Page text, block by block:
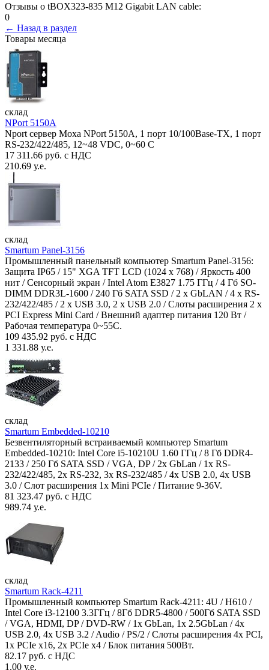
Отзывы о tBOX323-835 M12 Gigabit LAN cable:
0
← Назад в раздел
Товары месяца
склад
NPort 5150A
Nport сервер Moxa NPort 5150A, 1 порт 10/100Base-TX, 1 порт
RS-232/422/485, 12~48 VDC, 0~60 С
17 311.66 руб. с НДС
210.69 у.е.
склад
Smartum Panel-3156
Промышленный панельный компьютер Smartum Panel-3156:
Защита IP65 / 15" XGA TFT LCD (1024 x 768) / Яркость 400
нит / Сенсорный экран / Intel Atom E3827 1.75 ГГц / 4 Гб SO-
DIMM DDR3L-1600 / 240 Гб SATA SSD / 2 x GbLAN / 4 x RS-
232/422/485 / 2 x USB 3.0, 2 x USB 2.0 / Слоты расширения 2 x
PCI Express Mini Card / Внешний адаптер питания 120 Вт /
Рабочая температура 0~55C.
109 435.92 руб. с НДС
1 331.88 у.е.
склад
Smartum Embedded-10210
Безвентиляторный встраиваемый компьютер Smartum
Embedded-10210: Intel Core i5-10210U 1.60 ГГц / 8 Гб DDR4-
2133 / 250 Гб SATA SSD / VGA, DP / 2х GbLan / 1х RS-
232/422/485, 2x RS-232, 3x RS-232/485 / 4x USB 2.0, 4х USB
3.0 / Слот расширения 1x Mini PCIe / Питание 9-36V.
81 323.47 руб. с НДС
989.74 у.е.
склад
Smartum Rack-4211
Промышленный компьютер Smartum Rack-4211: 4U / H610 /
Intel Core i3-12100 3.3ГГц / 8Гб DDR5-4800 / 500Гб SATA SSD
/ VGA, HDMI, DP / DVD-RW / 1x GbLan, 1x 2.5GbLan / 4x
USB 2.0, 4x USB 3.2 / Audio / PS/2 / Слоты расширения 4x PCI,
1x PCIe x16, 2x PCIe x4 / Блок питания 500Вт.
82.17 руб. с НДС
1.00 у.е.